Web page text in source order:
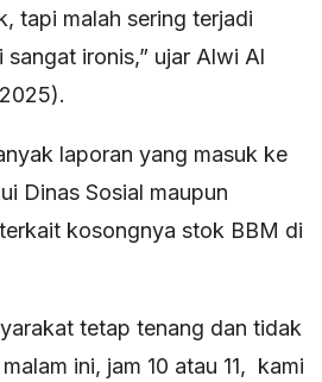
tapi malah sering terjadi
ironis,” ujar Alwi Al
laporan yang masuk ke
Dinas Sosial maupun
kosongnya stok BBM di
tetap tenang dan tidak
ini, jam 10 atau 11, kami